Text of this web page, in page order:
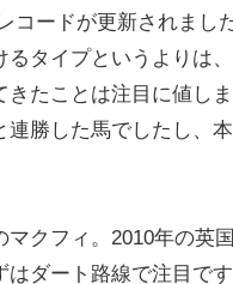
コードが更新されました
タイプというよりは
たことは注目に値しま
勝した馬でしたし、
クフィ。2010年の英
ダート路線で注目です